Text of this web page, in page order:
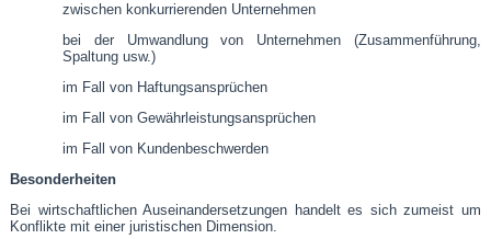
zwischen konkurrierenden Unternehmen
bei der Umwandlung von Unternehmen (Zusammenführung,
Spaltung usw.)
im Fall von Haftungsansprüchen
im Fall von Gewährleistungsansprüchen
im Fall von Kundenbeschwerden
Besonderheiten
Bei wirtschaftlichen Auseinandersetzungen handelt es sich zumeist um
Konflikte mit einer juristischen Dimension.